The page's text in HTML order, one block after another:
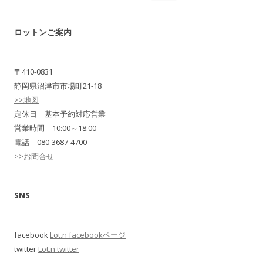
ロットンご案内
〒410-0831
静岡県沼津市市場町21-18
>>地図
定休日 基本予約対応営業
営業時間 10:00～18:00
電話 080-3687-4700
>>お問合せ
SNS
facebook Lot.n facebookページ
twitter Lot.n twitter